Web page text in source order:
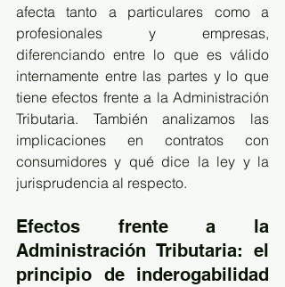
afecta tanto a particulares como a
profesionales y empresas,
diferenciando entre lo que es válido
internamente entre las partes y lo que
tiene efectos frente a la Administración
Tributaria. También analizamos las
implicaciones en contratos con
consumidores y qué dice la ley y la
jurisprudencia al respecto.
Efectos frente a la
Administración Tributaria: el
principio de inderogabilidad